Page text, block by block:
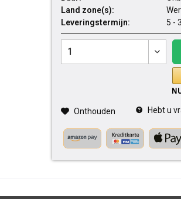
Land zone(s):
Leveringstermijn:
5 -
Onthouden Hebt u